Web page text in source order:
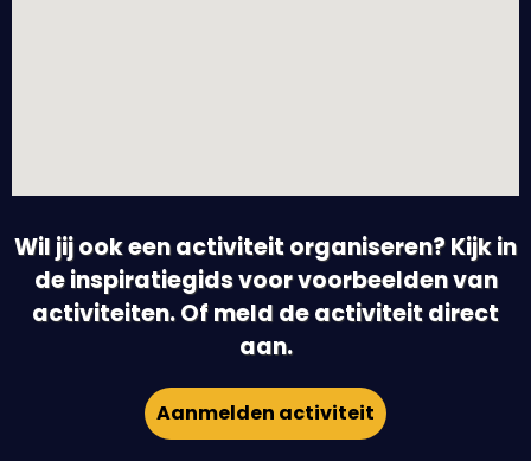
Wil jij ook een activiteit organiseren? Kijk in
de inspiratiegids voor voorbeelden van
activiteiten. Of meld de activiteit direct
aan.
Aanmelden activiteit